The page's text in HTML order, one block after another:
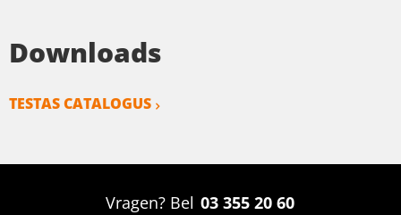
Downloads
TESTAS CATALOGUS
Vragen? Bel 03 355 20 60